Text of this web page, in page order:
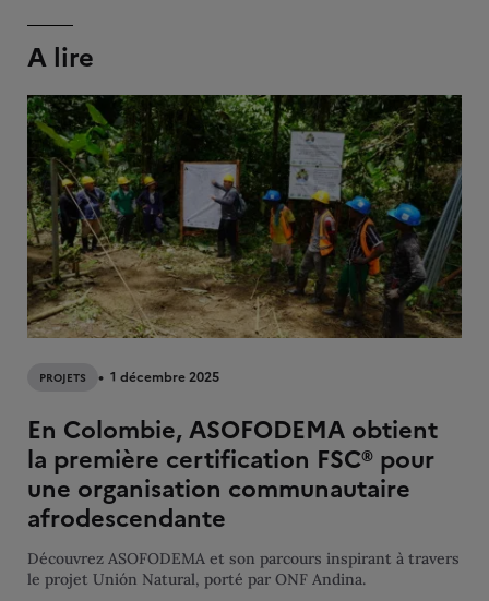
A lire
PROJETS 1 décembre 2025
En Colombie, ASOFODEMA obtient
la première certification FSC® pour
une organisation communautaire
afrodescendante
Découvrez ASOFODEMA et son parcours inspirant à travers
le projet Unión Natural, porté par ONF Andina.